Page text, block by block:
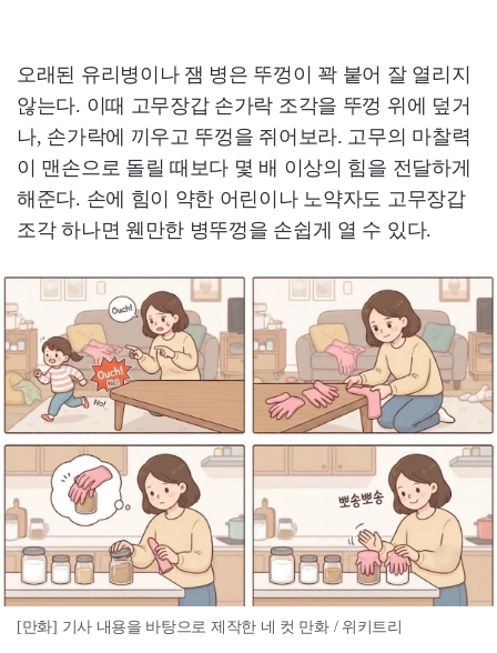
오래된 유리병이나 잼 병은 뚜껑이 꽉 붙어 잘 열리지
않는다. 이때 고무장갑 손가락 조각을 뚜껑 위에 덮거
나, 손가락에 끼우고 뚜껑을 쥐어보라. 고무의 마찰력
이 맨손으로 돌릴 때보다 몇 배 이상의 힘을 전달하게
해준다. 손에 힘이 약한 어린이나 노약자도 고무장갑
조각 하나면 웬만한 병뚜껑을 손쉽게 열 수 있다.
[만화] 기사 내용을 바탕으로 제작한 네 컷 만화 / 위키트리